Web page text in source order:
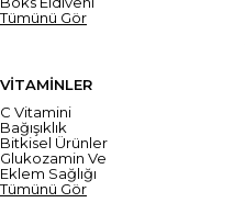
Tümünü Gör
VİTAMİNLER
C Vitamini
Bağışıklık
Bitkisel Ürünler
Glukozamin Ve
Eklem Sağlığı
Tümünü Gör